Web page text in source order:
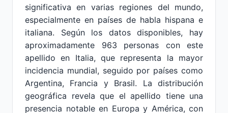
significativa en varias regiones del mundo,
especialmente en países de habla hispana e
italiana. Según los datos disponibles, hay
aproximadamente 963 personas con este
apellido en Italia, que representa la mayor
incidencia mundial, seguido por países como
Argentina, Francia y Brasil. La distribución
geográfica revela que el apellido tiene una
presencia notable en Europa y América, con